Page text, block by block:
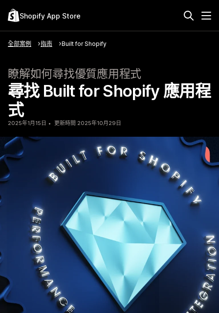
Shopify App Store
全部案例 指南 Built for Shopify
瞭解如何尋找優質應用程式
尋找 Built for Shopify 應用程
式
2025年1月15日 更新時間 2025年10月29日